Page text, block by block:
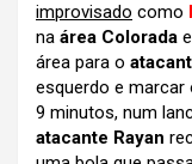
improvisado como
na área Colorada
área para o
esquerdo e marcar
9 minutos, num
atacante Rayan